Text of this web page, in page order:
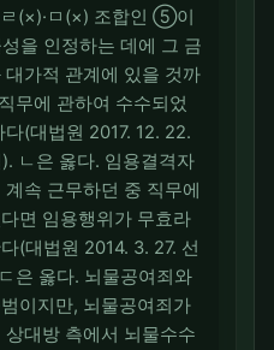
(×)·ㅁ(×) 조합인 ⑤이
을 인정하는 데에 그 금
가적 관계에 있을 것까
무에 관하여 수수되었
(대법원 2017. 12. 22.
ㄴ은 옳다. 임용결격자
속 근무하던 중 직무에
면 임용행위가 무효라
(대법원 2014. 3. 27. 선
은 옳다. 뇌물공여죄와
이지만, 뇌물공여죄가
대방 측에서 뇌물수수